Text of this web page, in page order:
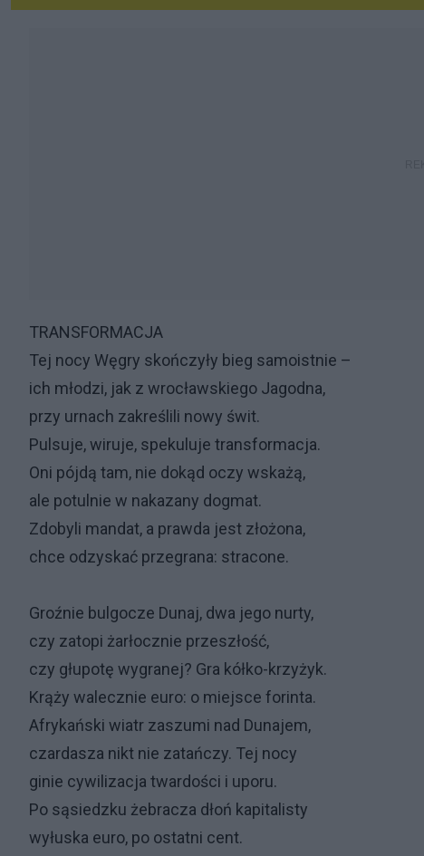
TRANSFORMACJA
Tej nocy Węgry skończyły bieg samoistnie –
ich młodzi, jak z wrocławskiego Jagodna,
przy urnach zakreślili nowy świt.
Pulsuje, wiruje, spekuluje transformacja.
Oni pójdą tam, nie dokąd oczy wskażą,
ale potulnie w nakazany dogmat.
Zdobyli mandat, a prawda jest złożona,
chce odzyskać przegrana: stracone.
Groźnie bulgocze Dunaj, dwa jego nurty,
czy zatopi żarłocznie przeszłość,
czy głupotę wygranej? Gra kółko-krzyżyk.
Krąży walecznie euro: o miejsce forinta.
Afrykański wiatr zaszumi nad Dunajem,
czardasza nikt nie zatańczy. Tej nocy
ginie cywilizacja twardości i uporu.
Po sąsiedzku żebracza dłoń kapitalisty
wyłuska euro, po ostatni cent.